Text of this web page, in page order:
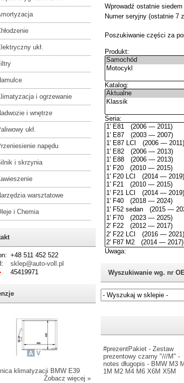
ukł.
i ogrzewanie
i wnętrze
ukł.
napędu
i skrzynia
warsztatowe
i Chemia
+48 511 452 522
sklep@auto-voll.pl
45419971
klimatyzacji BMW E39
Zobacz więcej »
Wyszukiwanie wg. nr
#prezentPakiet - Zestaw
prezentowy czarny "///M" -
notes długopis - BMW M3
1M M2 M4 M6 X6M X5M